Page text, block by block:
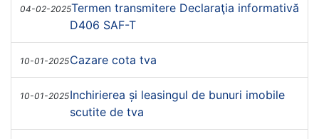
04-02-2025Termen transmitere Declaraţia informativă
D406 SAF-T
10-01-2025Cazare cota tva
10-01-2025Inchirierea și leasingul de bunuri imobile
scutite de tva